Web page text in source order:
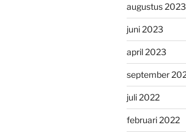
augustus 2023
juni 2023
april 2023
september
juli 2022
februari 2022